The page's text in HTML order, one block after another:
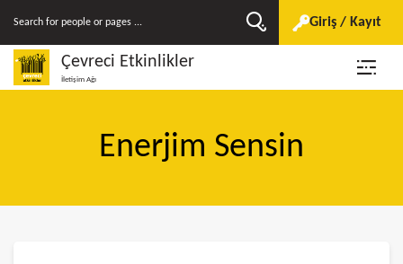
Giriş / Kayıt
Çevreci Etkinlikler
İletişim Ağı
Enerjim Sensin